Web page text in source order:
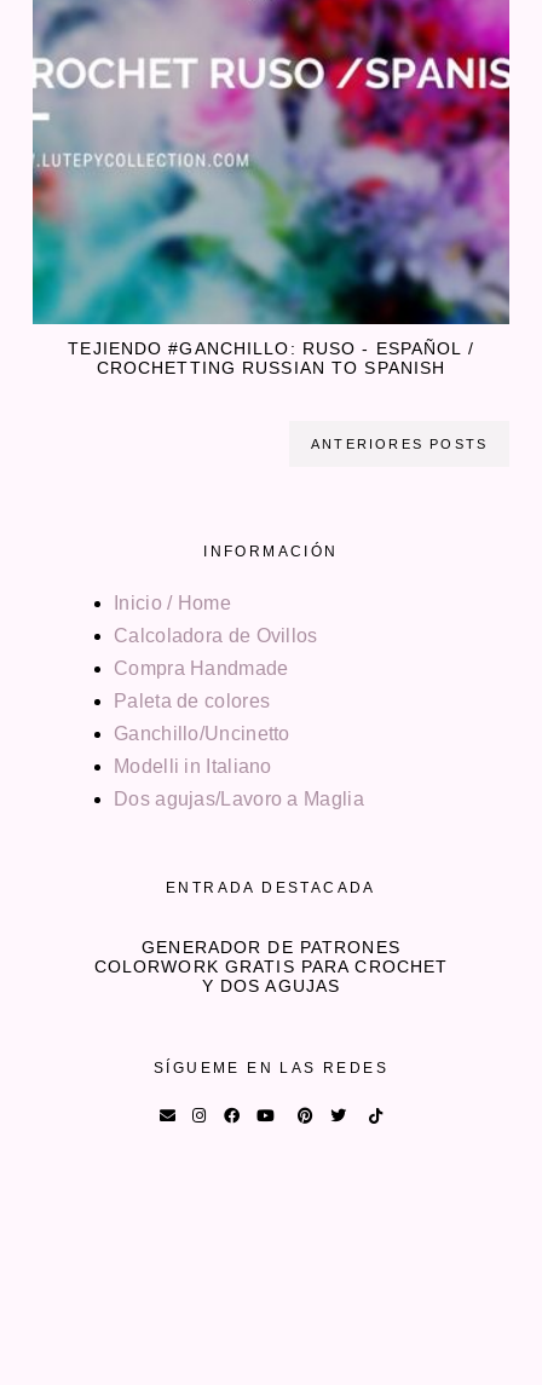
TEJIENDO #GANCHILLO: RUSO - ESPAÑOL /
CROCHETTING RUSSIAN TO SPANISH
ANTERIORES POSTS
INFORMACIÓN
Inicio / Home
Calcoladora de Ovillos
Compra Handmade
Paleta de colores
Ganchillo/Uncinetto
Modelli in Italiano
Dos agujas/Lavoro a Maglia
ENTRADA DESTACADA
GENERADOR DE PATRONES
COLORWORK GRATIS PARA CROCHET
Y DOS AGUJAS
SÍGUEME EN LAS REDES